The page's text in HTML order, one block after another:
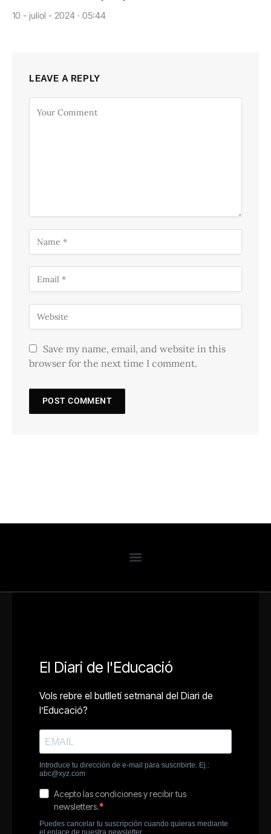
10 - juliol - 2024 · 05:44
LEAVE A REPLY
Save my name, email, and website in this
browser for the next time I comment.